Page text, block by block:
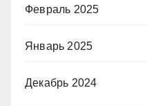
Февраль 2025
Январь 2025
Декабрь 2024